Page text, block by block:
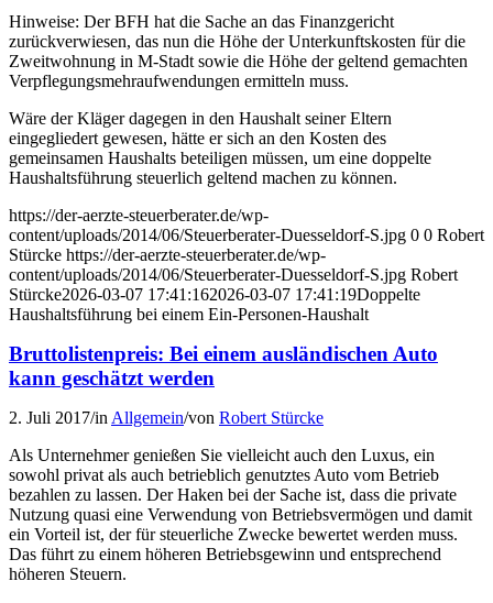
Hinweise: Der BFH hat die Sache an das Finanzgericht
zurückverwiesen, das nun die Höhe der Unterkunftskosten für die
Zweitwohnung in M-Stadt sowie die Höhe der geltend gemachten
Verpflegungsmehraufwendungen ermitteln muss.
Wäre der Kläger dagegen in den Haushalt seiner Eltern
eingegliedert gewesen, hätte er sich an den Kosten des
gemeinsamen Haushalts beteiligen müssen, um eine doppelte
Haushaltsführung steuerlich geltend machen zu können.
https://der-aerzte-steuerberater.de/wp-
content/uploads/2014/06/Steuerberater-Duesseldorf-S.jpg 0 0 Robert
Stürcke https://der-aerzte-steuerberater.de/wp-
content/uploads/2014/06/Steuerberater-Duesseldorf-S.jpg Robert
Stürcke2026-03-07 17:41:162026-03-07 17:41:19Doppelte
Haushaltsführung bei einem Ein-Personen-Haushalt
Bruttolistenpreis: Bei einem ausländischen Auto
kann geschätzt werden
2. Juli 2017/in Allgemein/von Robert Stürcke
Als Unternehmer genießen Sie vielleicht auch den Luxus, ein
sowohl privat als auch betrieblich genutztes Auto vom Betrieb
bezahlen zu lassen. Der Haken bei der Sache ist, dass die private
Nutzung quasi eine Verwendung von Betriebsvermögen und damit
ein Vorteil ist, der für steuerliche Zwecke bewertet werden muss.
Das führt zu einem höheren Betriebsgewinn und entsprechend
höheren Steuern.